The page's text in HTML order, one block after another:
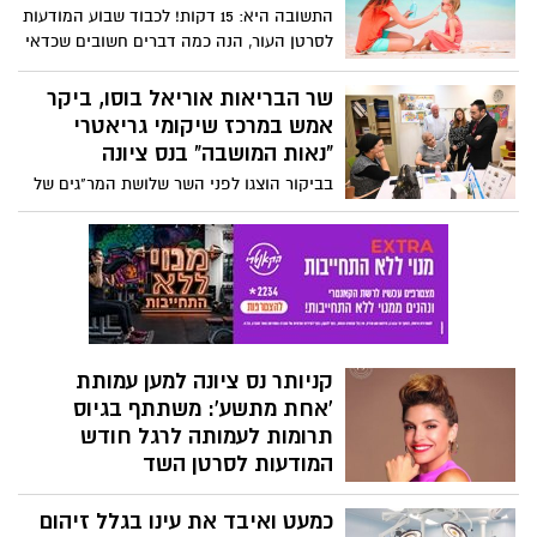
התשובה היא: 15 דקות! לכבוד שבוע המודעות
לסרטן העור, הנה כמה דברים חשובים שכדאי
לדבר עליהם
שר הבריאות אוריאל בוסו, ביקר
אמש במרכז שיקומי גריאטרי
"נאות המושבה" בנס ציונה
בביקור הוצגו לפני השר שלושת המר"גים של
הרשת, שקלטו מיד עם פרוץ המלחמה כ-200
מטופלים מאזורי הלחימה בדרום ובצפון
ומעניקים להם טיפול רפואי לצד תמיכה
נפשית. אני מברך על האחדות בין העמים,
הדתות והמגזרים המתקיימת באופן ייחודי
ואותנטי במרכזים הרפואיים של גולדנקייר"
קניותר נס ציונה למען עמותת
'אחת מתשע': משתתף בגיוס
תרומות לעמותה לרגל חודש
המודעות לסרטן השד
גם קניותר נס ציונה- למען עמותת 'אחת
מתשע': לרגל חודש המודעות לסרטן השד
כמעט ואיבד את עינו בגלל זיהום